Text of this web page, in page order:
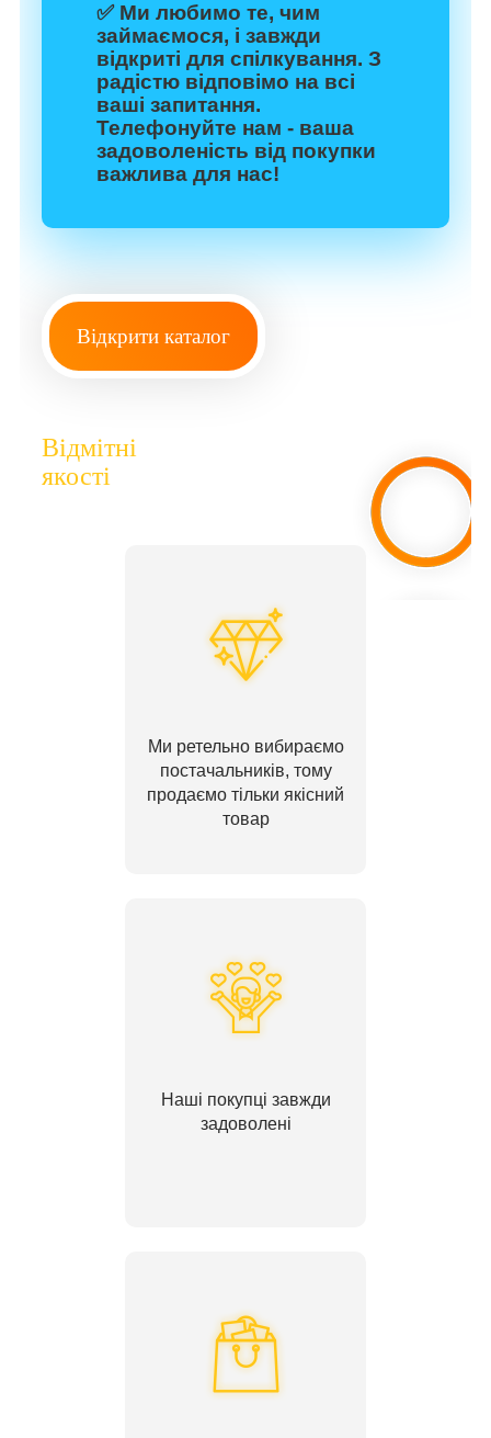
✅ Ми любимо те, чим
займаємося, і завжди
відкриті для спілкування. З
радістю відповімо на всі
ваші запитання.
Телефонуйте нам - ваша
задоволеність від покупки
важлива для нас!
Відкрити каталог
Відмітні
якості
Ми ретельно вибираємо
постачальників, тому
продаємо тільки якісний
товар
Наші покупці завжди
задоволені